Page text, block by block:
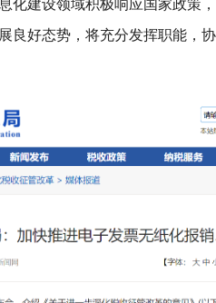
化建设领域积极响应国家政策
良好态势，将充分发挥职能，